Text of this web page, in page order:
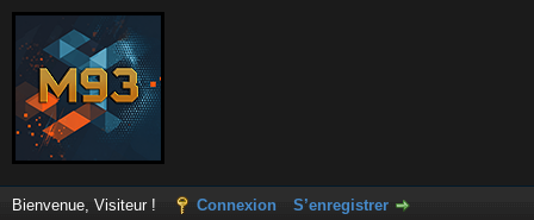
Bienvenue, Visiteur ! Connexion S’enregistrer